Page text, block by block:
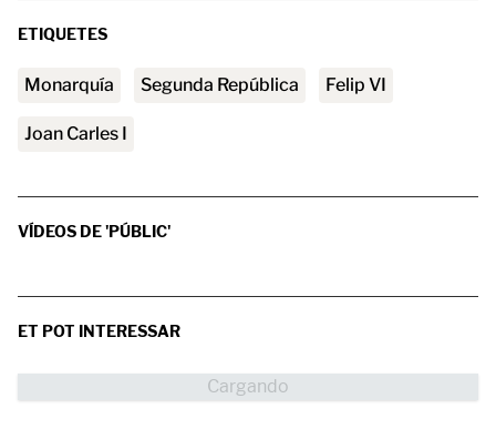
ETIQUETES
Monarquía Segunda República Felip VI
Joan Carles I
VÍDEOS DE 'PÚBLIC'
ET POT INTERESSAR